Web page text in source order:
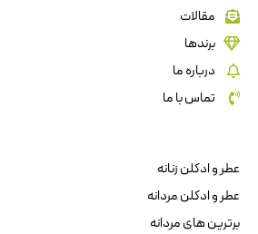
مقالات
برندها
درباره ما
تماس با ما
عطر و ادکلن زنانه
عطر و ادکلن مردانه
برترین های مردانه